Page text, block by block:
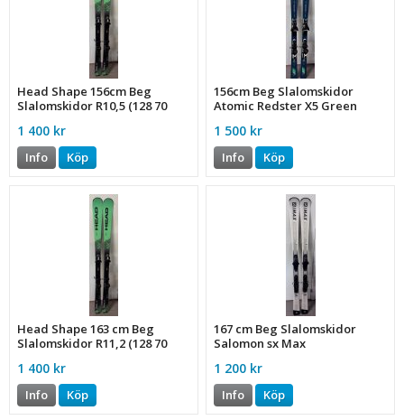
Head Shape 156cm Beg
Slalomskidor R10,5 (128 70
1 400 kr
Info Köp
156cm Beg Slalomskidor
Atomic Redster X5 Green
1 500 kr
Info Köp
Head Shape 163 cm Beg
Slalomskidor R11,2 (128 70
1 400 kr
Info Köp
167 cm Beg Slalomskidor
Salomon sx Max
1 200 kr
Info Köp